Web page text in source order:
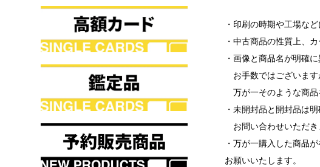
・印刷の時期や工場な
・中古商品の性質上、
・画像と商品名が明確
お手数ではございます
万が一そのような商品
・未開封品と開封品は
お問い合わせいただき
・万が一購入した商品
お願いいたします。